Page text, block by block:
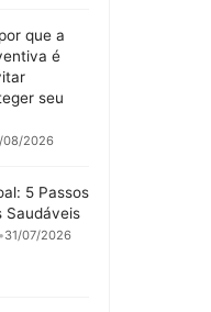
que a
é
seu
08/2026
5 Passos
Saudáveis
31/07/2026